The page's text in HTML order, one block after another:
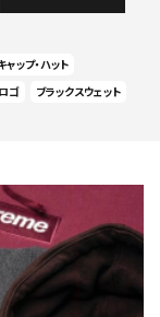
ャップ・ハット
ゴ ブラックスウェット